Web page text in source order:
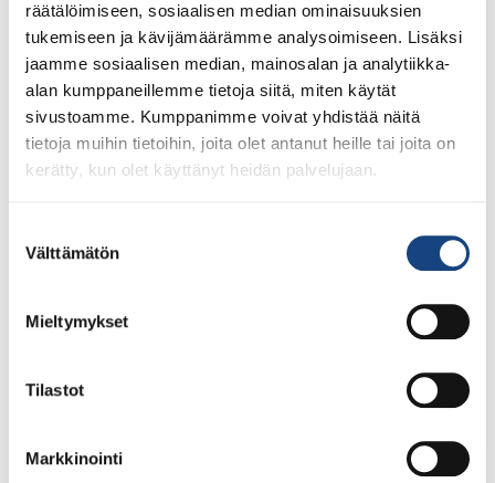
räätälöimiseen, sosiaalisen median ominaisuuksien
tukemiseen ja kävijämäärämme analysoimiseen. Lisäksi
jaamme sosiaalisen median, mainosalan ja analytiikka-
alan kumppaneillemme tietoja siitä, miten käytät
sivustoamme. Kumppanimme voivat yhdistää näitä
tietoja muihin tietoihin, joita olet antanut heille tai joita on
kerätty, kun olet käyttänyt heidän palvelujaan.
valinta
Välttämätön
Mieltymykset
Tilastot
Markkinointi
Tuomariraportti Swedish A-Judo/VI
Open 2026, 14.-17.5.2026,